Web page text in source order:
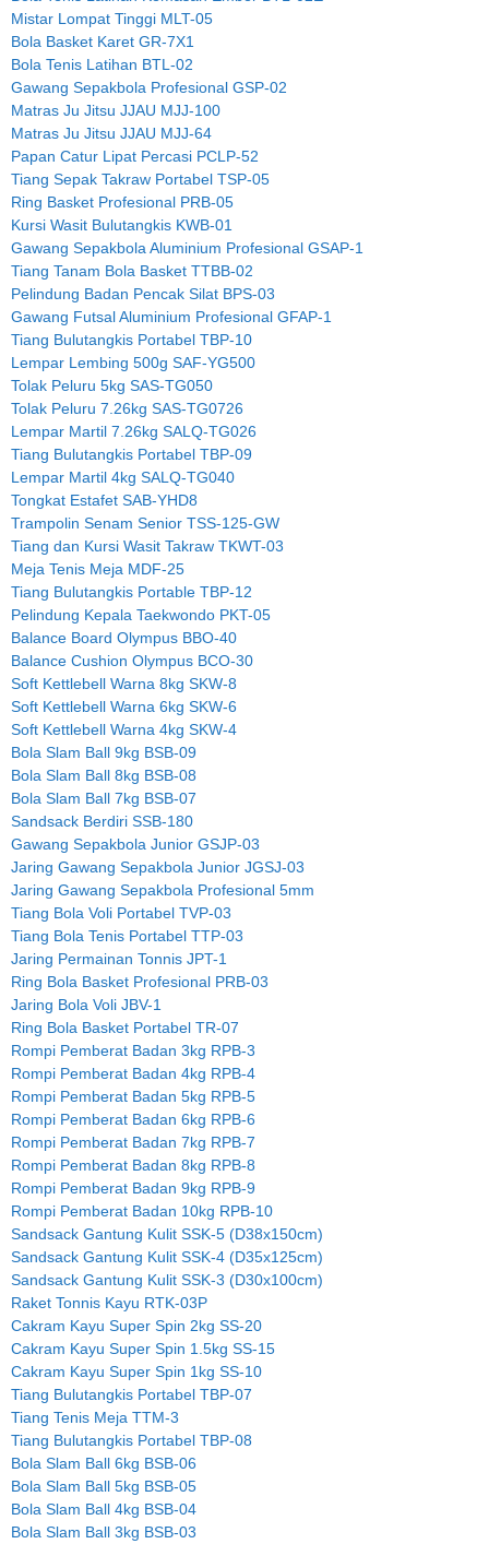
Mistar Lompat Tinggi MLT-05
Bola Basket Karet GR-7X1
Bola Tenis Latihan BTL-02
Gawang Sepakbola Profesional GSP-02
Matras Ju Jitsu JJAU MJJ-100
Matras Ju Jitsu JJAU MJJ-64
Papan Catur Lipat Percasi PCLP-52
Tiang Sepak Takraw Portabel TSP-05
Ring Basket Profesional PRB-05
Kursi Wasit Bulutangkis KWB-01
Gawang Sepakbola Aluminium Profesional GSAP-1
Tiang Tanam Bola Basket TTBB-02
Pelindung Badan Pencak Silat BPS-03
Gawang Futsal Aluminium Profesional GFAP-1
Tiang Bulutangkis Portabel TBP-10
Lempar Lembing 500g SAF-YG500
Tolak Peluru 5kg SAS-TG050
Tolak Peluru 7.26kg SAS-TG0726
Lempar Martil 7.26kg SALQ-TG026
Tiang Bulutangkis Portabel TBP-09
Lempar Martil 4kg SALQ-TG040
Tongkat Estafet SAB-YHD8
Trampolin Senam Senior TSS-125-GW
Tiang dan Kursi Wasit Takraw TKWT-03
Meja Tenis Meja MDF-25
Tiang Bulutangkis Portable TBP-12
Pelindung Kepala Taekwondo PKT-05
Balance Board Olympus BBO-40
Balance Cushion Olympus BCO-30
Soft Kettlebell Warna 8kg SKW-8
Soft Kettlebell Warna 6kg SKW-6
Soft Kettlebell Warna 4kg SKW-4
Bola Slam Ball 9kg BSB-09
Bola Slam Ball 8kg BSB-08
Bola Slam Ball 7kg BSB-07
Sandsack Berdiri SSB-180
Gawang Sepakbola Junior GSJP-03
Jaring Gawang Sepakbola Junior JGSJ-03
Jaring Gawang Sepakbola Profesional 5mm
Tiang Bola Voli Portabel TVP-03
Tiang Bola Tenis Portabel TTP-03
Jaring Permainan Tonnis JPT-1
Ring Bola Basket Profesional PRB-03
Jaring Bola Voli JBV-1
Ring Bola Basket Portabel TR-07
Rompi Pemberat Badan 3kg RPB-3
Rompi Pemberat Badan 4kg RPB-4
Rompi Pemberat Badan 5kg RPB-5
Rompi Pemberat Badan 6kg RPB-6
Rompi Pemberat Badan 7kg RPB-7
Rompi Pemberat Badan 8kg RPB-8
Rompi Pemberat Badan 9kg RPB-9
Rompi Pemberat Badan 10kg RPB-10
Sandsack Gantung Kulit SSK-5 (D38x150cm)
Sandsack Gantung Kulit SSK-4 (D35x125cm)
Sandsack Gantung Kulit SSK-3 (D30x100cm)
Raket Tonnis Kayu RTK-03P
Cakram Kayu Super Spin 2kg SS-20
Cakram Kayu Super Spin 1.5kg SS-15
Cakram Kayu Super Spin 1kg SS-10
Tiang Bulutangkis Portabel TBP-07
Tiang Tenis Meja TTM-3
Tiang Bulutangkis Portabel TBP-08
Bola Slam Ball 6kg BSB-06
Bola Slam Ball 5kg BSB-05
Bola Slam Ball 4kg BSB-04
Bola Slam Ball 3kg BSB-03